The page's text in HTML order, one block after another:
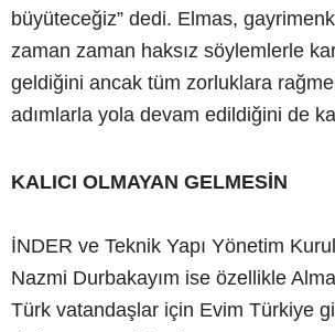
büyüteceğiz” dedi. Elmas,
zaman zaman haksız söylemlerle
geldiğini ancak tüm zorluklara
adımlarla yola devam edildiğini de
KALICI OLMAYAN GELMESİN
İNDER ve Teknik Yapı Yönetim
Nazmi Durbakayım ise özellikle
Türk vatandaşlar için Evim Türkiye